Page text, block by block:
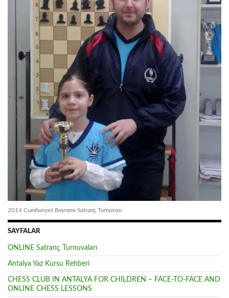
2014 Cumhuriyet Bayramı Satranç Turnuvası
SAYFALAR
ONLINE Satranç Turnuvaları
Antalya Yaz Kursu Rehberi
CHESS CLUB IN ANTALYA FOR CHILDREN – FACE-TO-FACE AND
ONLINE CHESS LESSONS